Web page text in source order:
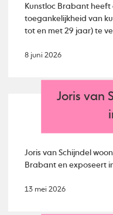
Kunstloc Brabant
toegankelijkheid van
tot en met 29 jaar) te
8 juni 2026
Joris van
Joris van Schijndel
Brabant en exposeert
13 mei 2026